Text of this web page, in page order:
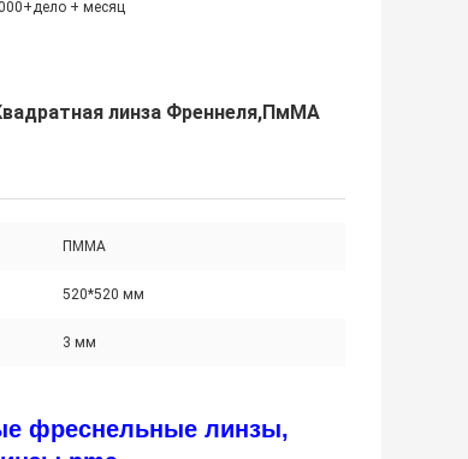
+ месяц
линза Френнеля,ПмМА
ПММА
520*520 мм
3 мм
фреснельные линзы,